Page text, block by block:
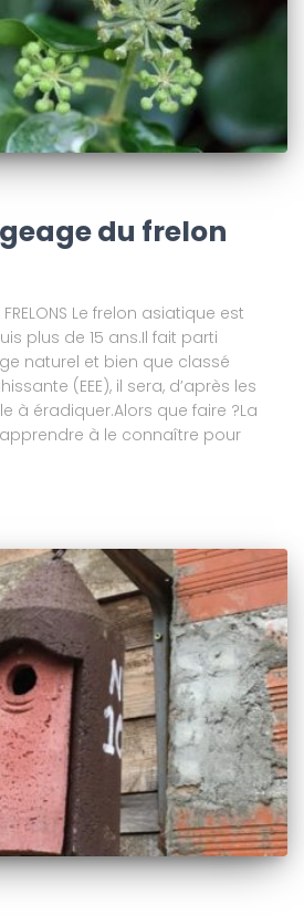
du frelon
FRELONS Le frelon asiatique est
plus de 15 ans.Il fait parti
naturel et bien que classé
(EEE), il sera, d’après les
à éradiquer.Alors que faire ?La
à le connaître pour